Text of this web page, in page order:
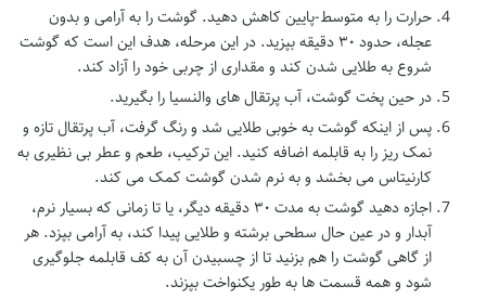
حرارت را به متوسط-پایین کاهش دهید. گوشت را به آرامی و بدون
عجله، حدود ۳۰ دقیقه بپزید. در این مرحله، هدف این است که گوشت
شروع به طلایی شدن کند و مقداری از چربی خود را آزاد کند.
در حین پخت گوشت، آب پرتقال های والنسیا را بگیرید.
پس از اینکه گوشت به خوبی طلایی شد و رنگ گرفت، آب پرتقال تازه و
نمک ریز را به قابلمه اضافه کنید. این ترکیب، طعم و عطر بی نظیری به
کارنیتاس می بخشد و به نرم شدن گوشت کمک می کند.
اجازه دهید گوشت به مدت ۳۰ دقیقه دیگر، یا تا زمانی که بسیار نرم،
آبدار و در عین حال سطحی برشته و طلایی پیدا کند، به آرامی بپزد. هر
از گاهی گوشت را هم بزنید تا از چسبیدن آن به کف قابلمه جلوگیری
شود و همه قسمت ها به طور یکنواخت بپزند.